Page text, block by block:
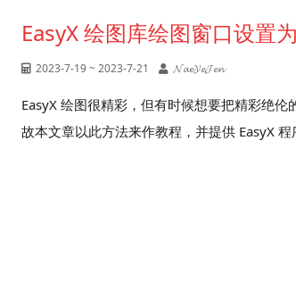
EasyX 绘图库绘图窗口设置
2023-7-19 ~ 2023-7-21 𝓝𝓪𝓮𝓨𝓮𝓙𝓮𝓷
EasyX 绘图很精彩，但有时候想要把精彩绝
故本文章以此方法来作教程，并提供 EasyX 程